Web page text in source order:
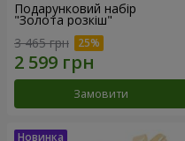
Подарунковий набір
"Золота розкіш"
3 465 грн
Замовити